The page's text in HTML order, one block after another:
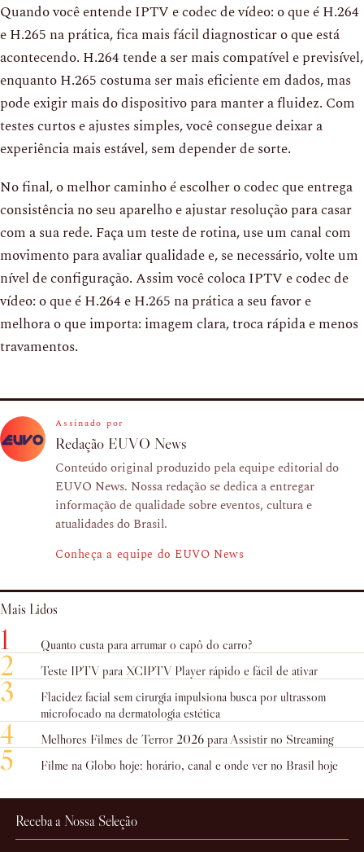
Quando você entende IPTV e codec de vídeo: o que é H.264
e H.265 na prática, fica mais fácil diagnosticar o que está
acontecendo. H.264 tende a ser mais compatível e previsível,
enquanto H.265 costuma ser mais eficiente em dados, mas
pode exigir mais do dispositivo para manter a fluidez. Com
testes curtos e ajustes simples, você consegue deixar a
experiência mais estável, sem depender de sorte.
No final, o melhor caminho é escolher o codec que entrega
consistência no seu aparelho e ajustar resolução para casar
com a sua rede. Faça um teste de rotina, use um canal com
movimento para avaliar qualidade e, se necessário, volte um
nível de configuração. Assim você coloca IPTV e codec de
vídeo: o que é H.264 e H.265 na prática a seu favor e
melhora o que importa: imagem clara, troca rápida e menos
travamentos.
Assinado por
Redação EUVO News
Conteúdo original produzido pela equipe editorial do
EUVO News. Nossa redação se dedica a entregar
informação de qualidade sobre eventos, cultura e
atualidades do Brasil.
Conheça a equipe do EUVO News
Mais Lidos
1 Quanto custa para arrumar o capô do carro?
2 Teste IPTV para XCIPTV Player rápido e fácil de ativar
3
Flacidez facial sem cirurgia impulsiona busca por ultrassom
microfocado na dermatologia estética
4 Melhores Filmes de Terror 2026 para Assistir no Streaming
5 Filme na Globo hoje: horário, canal e onde ver no Brasil hoje
Receba a Nossa Seleção